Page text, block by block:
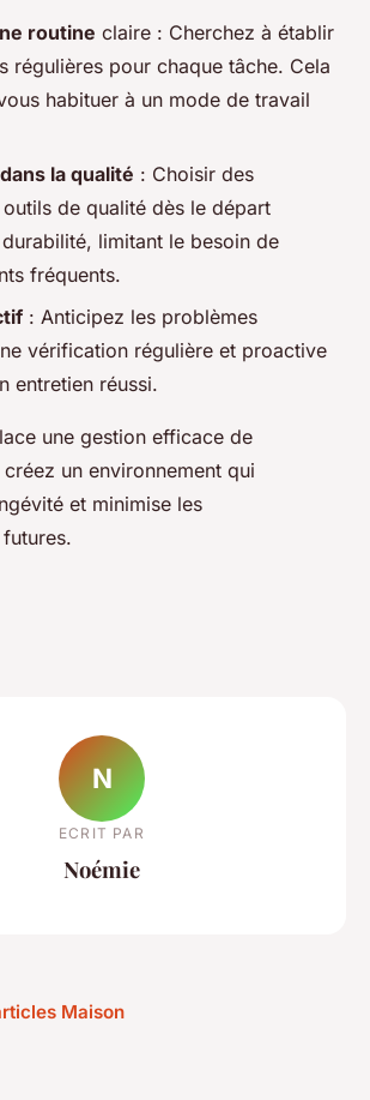
routine claire : Cherchez à établir
régulières pour chaque tâche. Cela
habituer à un mode de travail
la qualité : Choisir des
de qualité dès le départ
limitant le besoin de
fréquents.
: Anticipez les problèmes
vérification régulière et proactive
entretien réussi.
une gestion efficace de
créez un environnement qui
et minimise les
N
ECRIT PAR
Noémie
Maison